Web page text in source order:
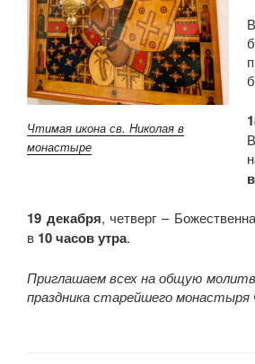
Чтимая икона св. Николая в
монастыре
19 декабря, четверг –
в 10 часов утра.
Приглашаем всех на общую
праздника старейшего